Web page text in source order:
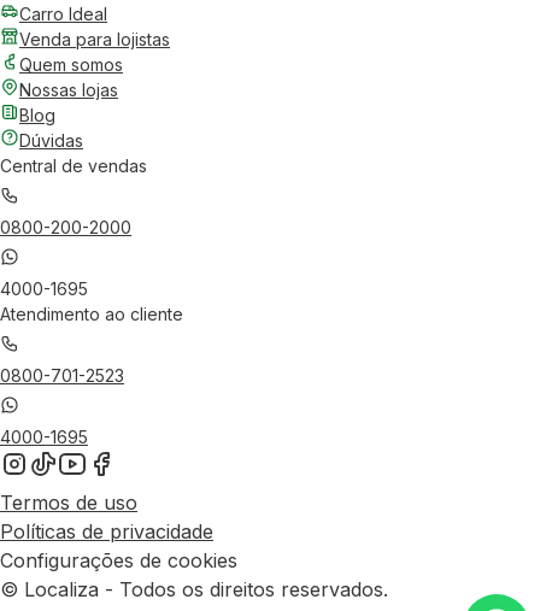
Carro Ideal
Venda para lojistas
Quem somos
Nossas lojas
Blog
Dúvidas
Central de vendas
0800-200-2000
4000-1695
Atendimento ao cliente
0800-701-2523
4000-1695
Termos de uso
Políticas de privacidade
Configurações de cookies
© Localiza - Todos os direitos reservados.